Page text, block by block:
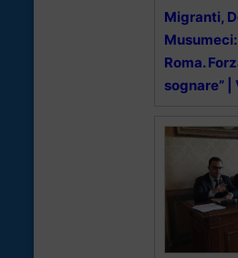
Migranti,
Roma.
sognare” |